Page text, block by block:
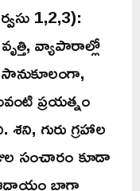
1,2,3):
వ్యాపారాల్లో
ప్రయత్నం
గురు గ్రహాల
సంచారం కూడా
ఆదాయం బాగా